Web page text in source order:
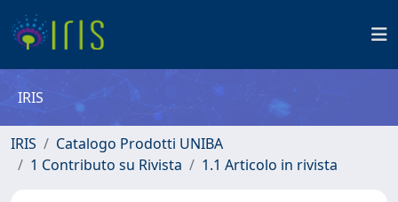
IRIS
IRIS
Catalogo Prodotti UNIBA
1 Contributo su Rivista
1.1 Articolo in rivista